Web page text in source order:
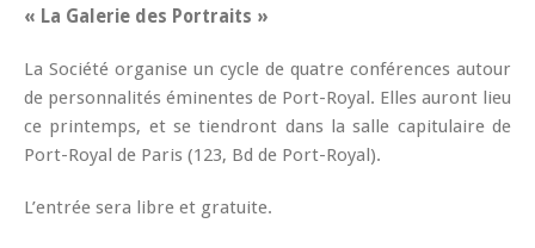
« La Galerie des Portraits »
La Société organise un cycle de quatre conférences autour
de personnalités éminentes de Port-Royal. Elles auront lieu
ce printemps, et se tiendront dans la salle capitulaire de
Port-Royal de Paris (123, Bd de Port-Royal).
L’entrée sera libre et gratuite.